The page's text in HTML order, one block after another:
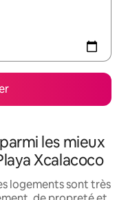
les mieux
Xcalacoco
logements sont très